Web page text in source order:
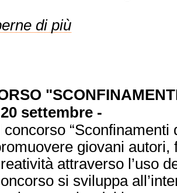
di più
settembre -
concorso “Sconfinamenti
giovani autori,
attraverso l’uso
si sviluppa